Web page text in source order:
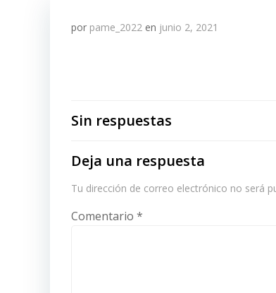
por pame_2022 en junio 2, 2021
Sin respuestas
Deja una respuesta
Tu dirección de correo electrónico no será
Comentario *